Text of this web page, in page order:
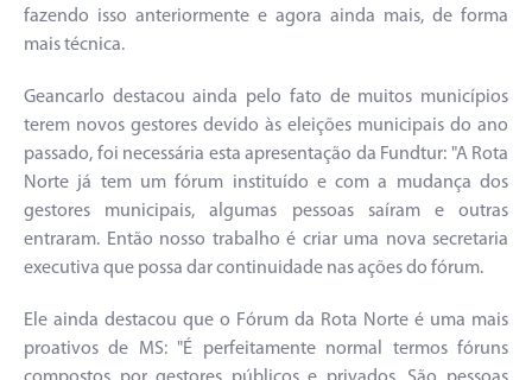
fazendo isso anteriormente e agora ainda mais, de forma
mais técnica.
Geancarlo destacou ainda pelo fato de muitos municípios
terem novos gestores devido às eleições municipais do ano
passado, foi necessária esta apresentação da Fundtur: "A Rota
Norte já tem um fórum instituído e com a mudança dos
gestores municipais, algumas pessoas saíram e outras
entraram. Então nosso trabalho é criar uma nova secretaria
executiva que possa dar continuidade nas ações do fórum.
Ele ainda destacou que o Fórum da Rota Norte é uma mais
proativos de MS: "É perfeitamente normal termos fóruns